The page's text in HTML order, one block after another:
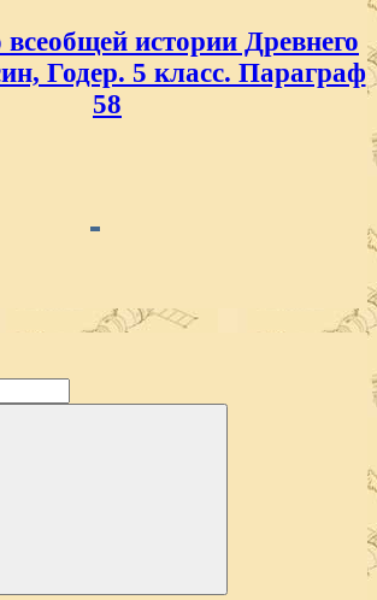
истории Древнего
Годер. 5 класс. Параграф
58